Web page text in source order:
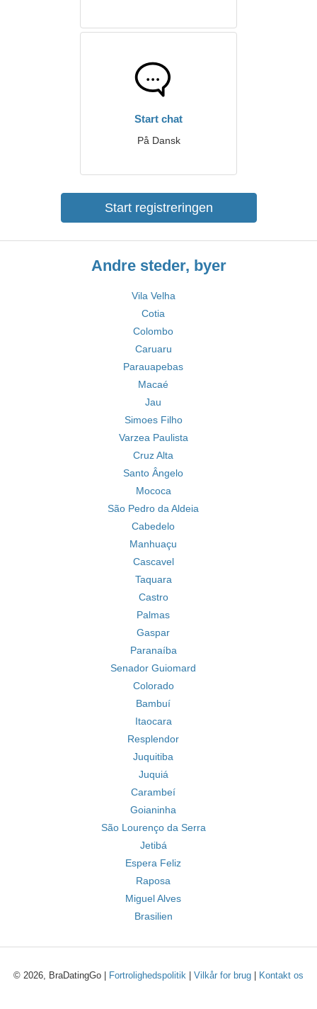
Start chat
På Dansk
Start registreringen
Andre steder, byer
Vila Velha
Cotia
Colombo
Caruaru
Parauapebas
Macaé
Jau
Simoes Filho
Varzea Paulista
Cruz Alta
Santo Ângelo
Mococa
São Pedro da Aldeia
Cabedelo
Manhuaçu
Cascavel
Taquara
Castro
Palmas
Gaspar
Paranaíba
Senador Guiomard
Colorado
Bambuí
Itaocara
Resplendor
Juquitiba
Juquiá
Carambeí
Goianinha
São Lourenço da Serra
Jetibá
Espera Feliz
Raposa
Miguel Alves
Brasilien
© 2026, BraDatingGo | Fortrolighedspolitik Vilkår for brug Kontakt os